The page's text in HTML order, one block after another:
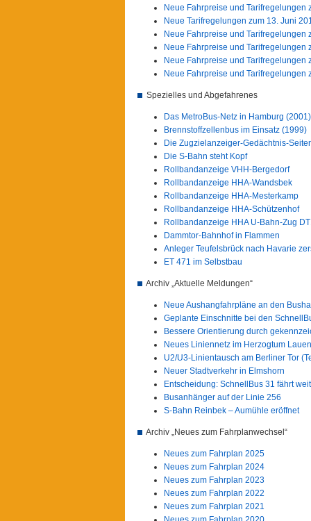
Neue Fahrpreise und Tarifregelungen
Neue Tarifregelungen zum 13. Juni
Neue Fahrpreise und Tarifregelungen
Neue Fahrpreise und Tarifregelungen
Neue Fahrpreise und Tarifregelungen
Neue Fahrpreise und Tarifregelungen
Spezielles und Abgefahrenes
Das MetroBus-Netz in Hamburg (2001)
Brennstoffzellenbus im Einsatz (1999)
Die Zugzielanzeiger-Gedächtnis-
Die S-Bahn steht Kopf
Rollbandanzeige VHH-Bergedorf
Rollbandanzeige HHA-Wandsbek
Rollbandanzeige HHA-Mesterkamp
Rollbandanzeige HHA-Schützenhof
Rollbandanzeige HHA U-Bahn-Zug
Dammtor-Bahnhof in Flammen
Anleger Teufelsbrück nach Havarie
ET 471 im Selbstbau
Archiv „Aktuelle Meldungen“
Neue Aushangfahrpläne an den
Geplante Einschnitte bei den
Bessere Orientierung durch
Neues Liniennetz im Herzogtum
U2/U3-Linientausch am Berliner Tor
Neuer Stadtverkehr in Elmshorn
Entscheidung: SchnellBus 31 fährt
Busanhänger auf der Linie 256
S-Bahn Reinbek – Aumühle eröffnet
Archiv „Neues zum Fahrplanwechsel“
Neues zum Fahrplan 2025
Neues zum Fahrplan 2024
Neues zum Fahrplan 2023
Neues zum Fahrplan 2022
Neues zum Fahrplan 2021